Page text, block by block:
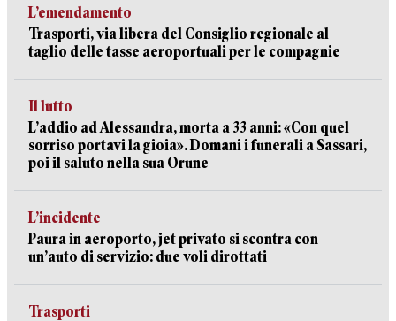
L’emendamento
Trasporti, via libera del Consiglio regionale al
taglio delle tasse aeroportuali per le compagnie
Il lutto
L’addio ad Alessandra, morta a 33 anni: «Con quel
sorriso portavi la gioia». Domani i funerali a Sassari,
poi il saluto nella sua Orune
L’incidente
Paura in aeroporto, jet privato si scontra con
un’auto di servizio: due voli dirottati
Trasporti